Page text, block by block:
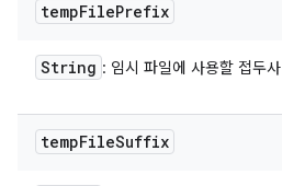
tempFilePrefix
String : 임시 파일에 사용할 접두사
tempFileSuffix